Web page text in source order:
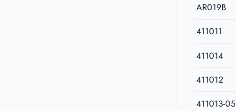
AR019B
411011
411014
411012
411013-05